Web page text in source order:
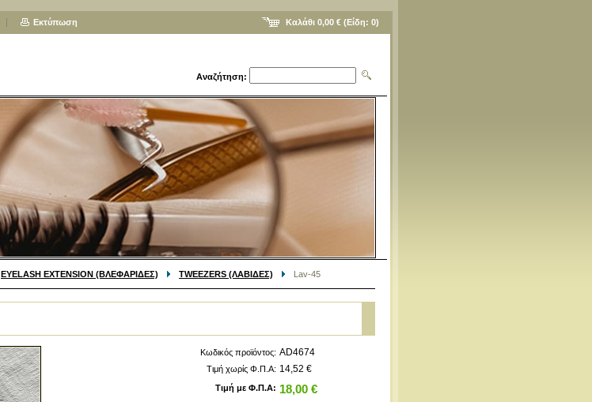
Αναζήτηση:
EYELASH EXTENSION (ΒΛΕΦΑΡΙΔΕΣ) TWEEZERS (ΛΑΒΙΔΕΣ) Lav-45
Κωδικός προϊόντος: AD4674
Τιμή χωρίς Φ.Π.Α: 14,52 €
Τιμή με Φ.Π.Α: 18,00 €
Καλάθι 0,00 € (Είδη: 0)
Εκτύπωση